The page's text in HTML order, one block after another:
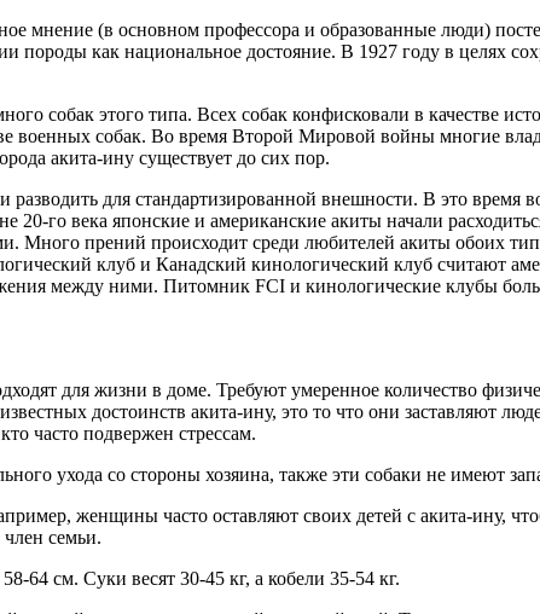
мнение (в основном профессора и образованные люди)
породы как национальное достояние. В 1927 году в целях
собак этого типа. Всех собак конфисковали в качестве
военных собак. Во время Второй Мировой войны многие
акита-ину существует до сих пор.
для стандартизированной внешности. В это
го века японские и американские акиты начали
Много прений происходит среди любителей акиты обоих
клуб и Канадский кинологический клуб считают
между ними. Питомник FCI и кинологические клубы
для жизни в доме. Требуют умеренное количество
достоинств акита-ину, это то что они заставляют
часто подвержен стрессам.
ухода со стороны хозяина, также эти собаки не имеют
женщины часто оставляют своих детей с акита-ину,
семьи.
64 см. Суки весят 30-45 кг, а кобели 35-54 кг.